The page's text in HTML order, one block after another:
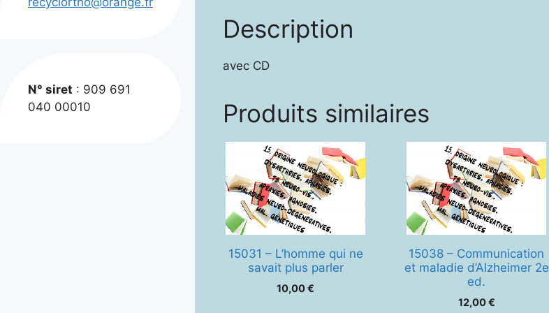
Description
avec CD
Produits similaires
15031 – L’homme qui ne
savait plus parler
10,00€
15038 – Communication
et maladie d’Alzheimer 2e
ed.
12,00€
N° siret : 909 691
040 00010